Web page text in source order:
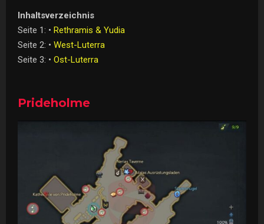
Inhaltsverzeichnis
Seite 1: • Rethramis & Yudia
Seite 2: • West-Luterra
Seite 3: • Ost-Luterra
Prideholme